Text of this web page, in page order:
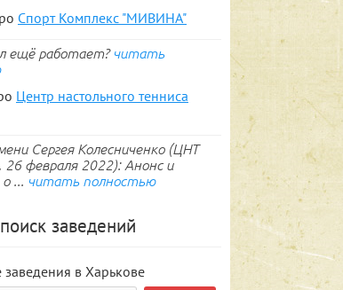
Спорт Комплекс "МИВИНА"
ещё работает? читать
Центр настольного тенниса
Сергея Колесниченко (ЦНТ
февраля 2022): Анонс и
... читать полностью
заведений
в Харькове